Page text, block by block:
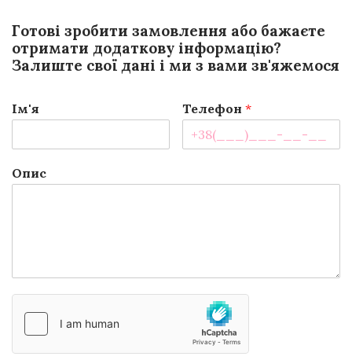
Готові зробити замовлення або бажаєте
отримати додаткову інформацію?
Залиште свої дані і ми з вами зв'яжемося
Ім'я Телефон*
Опис